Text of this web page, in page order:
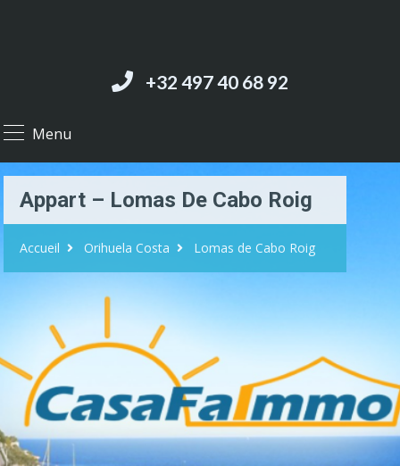
+32 497 40 68 92‬
Menu
Appart – Lomas De Cabo Roig
Accueil Orihuela Costa Lomas de Cabo Roig